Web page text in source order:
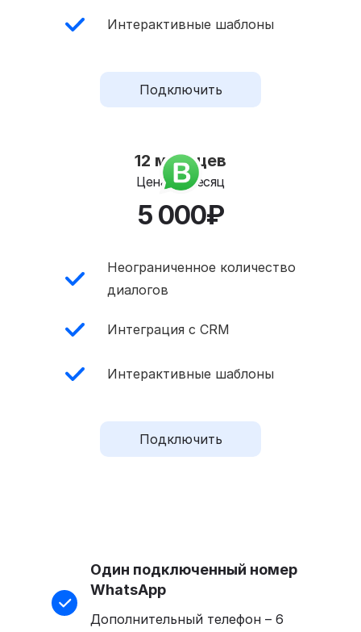
Интерактивные шаблоны
Подключить
12 месяцев
Цена за месяц
5 000₽
Неограниченное количество
диалогов
Интеграция с CRM
Интерактивные шаблоны
Подключить
Один подключенный номер
WhatsApp
Дополнительный телефон – 6